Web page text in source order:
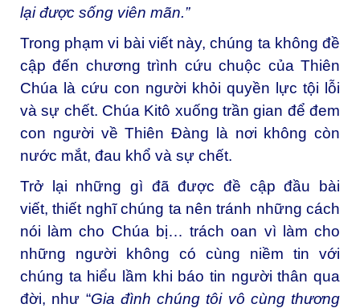
lại được sống viên mãn.”
Trong phạm vi bài viết này, chúng ta không đề
cập đến chương trình cứu chuộc của Thiên
Chúa là cứu con người khỏi quyền lực tội lỗi
và sự chết. Chúa Kitô xuống trần gian để đem
con người về Thiên Đàng là nơi không còn
nước mắt, đau khổ và sự chết.
Trở lại những gì đã được đề cập đầu bài
viết, thiết nghĩ chúng ta nên tránh những cách
nói làm cho Chúa bị… trách oan vì làm cho
những người không có cùng niềm tin với
chúng ta hiểu lầm khi báo tin người thân qua
đời, như “Gia đình chúng tôi vô cùng thương